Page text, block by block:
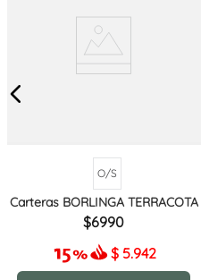
O/S
Carteras BORLINGA TERRACOTA
6990
$ 5.942